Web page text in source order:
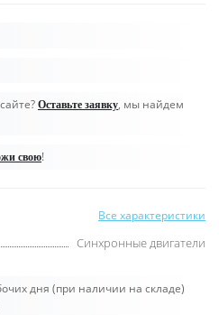
Оставьте заявку, мы найдем
свою!
Все характеристики
Синхронные двигатели
дня (при наличии на складе)